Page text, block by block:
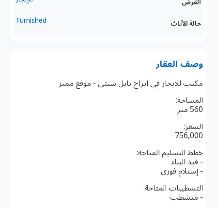
الغرض
حالة الأثاث Furnished
وصف العقار
مكتب للايجار في ابراج نايل سيتي - موقع مميز
المساحة:
560 متر
السعر:
756,000
خطط التسليم المتاحة:
- قيد البناء
- إستلام فورى
التشطيبات المتاحة:
- متشطب